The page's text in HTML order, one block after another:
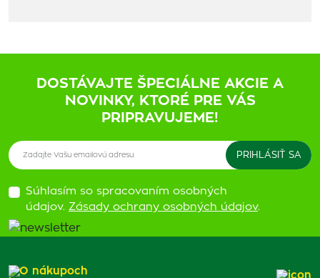
DOSTÁVAJTE ŠPECIÁLNE AKCIE A
NOVINKY, KTORÉ PRE VÁS
PRIPRAVUJEME!
Súhlasím so spracovaním osobných
údajov. Zásady ochrany osobných údajov.
O nákupoch